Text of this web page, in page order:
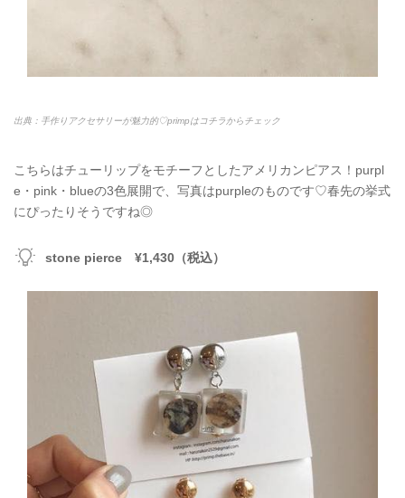
出典：手作りアクセサリーが魅力的♡primpはコチラからチェック
こちらはチューリップをモチーフとしたアメリカンピアス！purpl
e・pink・blueの3色展開で、写真はpurpleのものです♡春先の挙式
にぴったりそうですね◎
stone pierce ¥1,430（税込）